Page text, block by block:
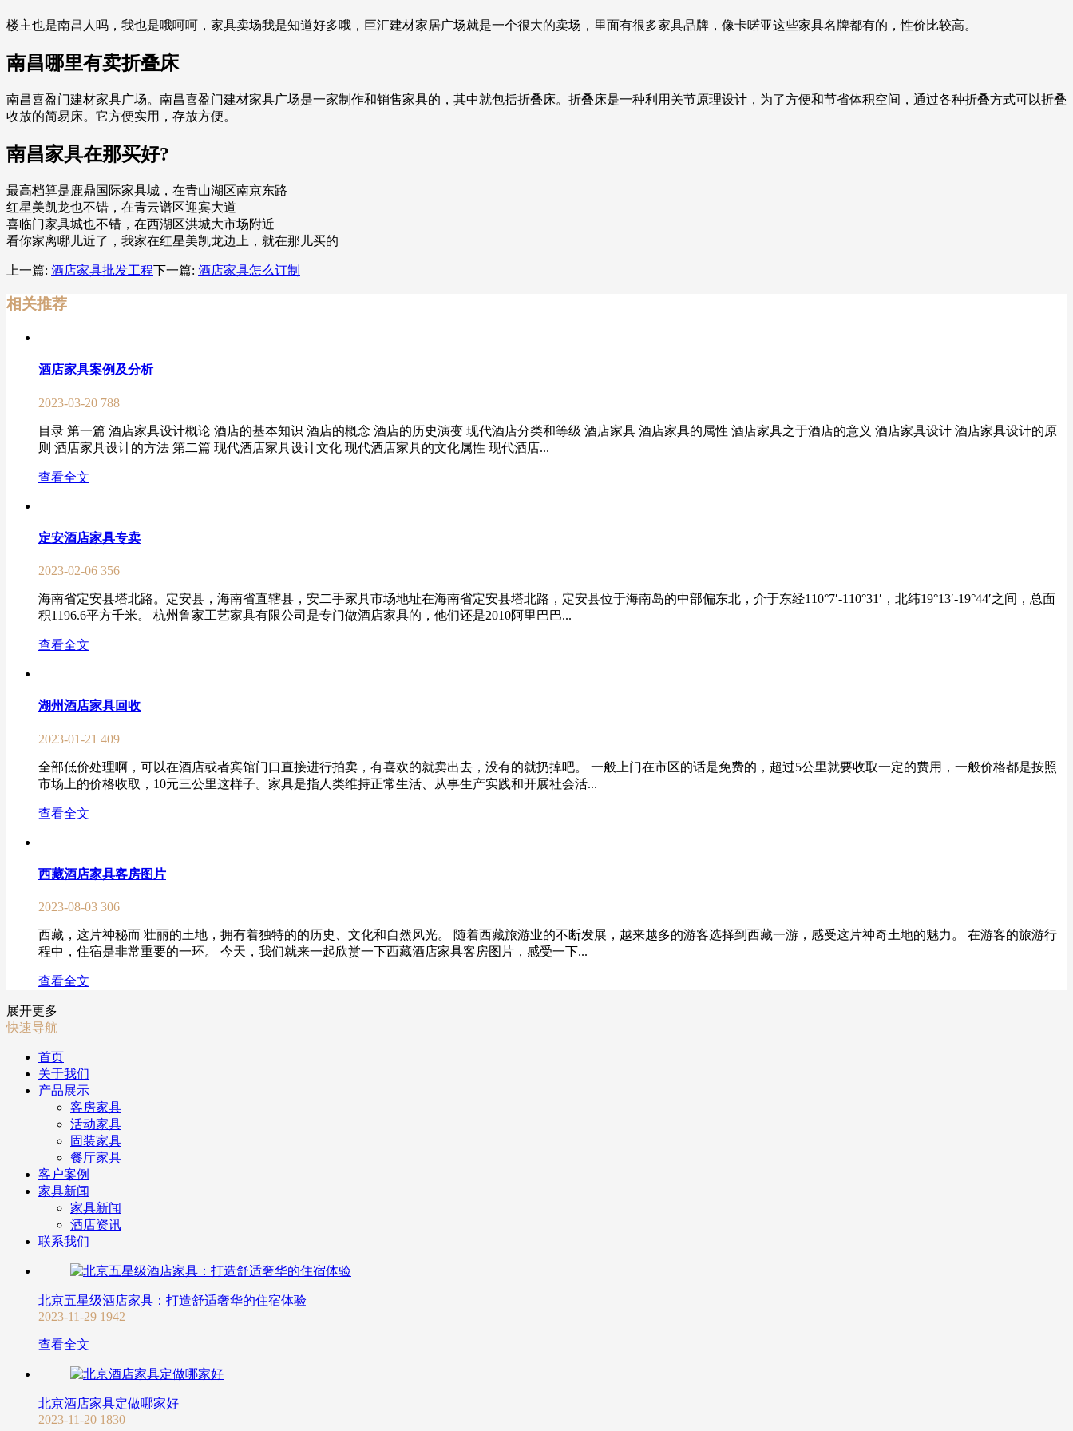
楼主也是南昌人吗，我也是哦呵呵，家具卖场我是知道好多哦，巨汇建材家居广场就是一个很大的卖场，里面有很多家具品牌，像卡喏亚这些家具名牌都有的，性价比较高。
南昌哪里有卖折叠床
南昌喜盈门建材家具广场。南昌喜盈门建材家具广场是一家制作和销售家具的，其中就包括折叠床。折叠床是一种利用关节原理设计，为了方便和节省体积空间，通过各种折叠方式可以折叠
收放的简易床。它方便实用，存放方便。
南昌家具在那买好?
最高档算是鹿鼎国际家具城，在青山湖区南京东路
红星美凯龙也不错，在青云谱区迎宾大道
喜临门家具城也不错，在西湖区洪城大市场附近
看你家离哪儿近了，我家在红星美凯龙边上，就在那儿买的
上一篇: 酒店家具批发工程下一篇: 酒店家具怎么订制
相关推荐
酒店家具案例及分析
2023-03-20 788
目录 第一篇 酒店家具设计概论 酒店的基本知识 酒店的概念 酒店的历史演变 现代酒店分类和等级 酒店家具 酒店家具的属性 酒店家具之于酒店的意义 酒店家具设计 酒店家具设计的原
则 酒店家具设计的方法 第二篇 现代酒店家具设计文化 现代酒店家具的文化属性 现代酒店...
查看全文
定安酒店家具专卖
2023-02-06 356
海南省定安县塔北路。定安县，海南省直辖县，安二手家具市场地址在海南省定安县塔北路，定安县位于海南岛的中部偏东北，介于东经110°7′-110°31′，北纬19°13′-19°44′之间，总面
积1196.6平方千米。 杭州鲁家工艺家具有限公司是专门做酒店家具的，他们还是2010阿里巴巴...
查看全文
湖州酒店家具回收
2023-01-21 409
全部低价处理啊，可以在酒店或者宾馆门口直接进行拍卖，有喜欢的就卖出去，没有的就扔掉吧。 一般上门在市区的话是免费的，超过5公里就要收取一定的费用，一般价格都是按照
市场上的价格收取，10元三公里这样子。家具是指人类维持正常生活、从事生产实践和开展社会活...
查看全文
西藏酒店家具客房图片
2023-08-03 306
西藏，这片神秘而 壮丽的土地，拥有着独特的的历史、文化和自然风光。 随着西藏旅游业的不断发展，越来越多的游客选择到西藏一游，感受这片神奇土地的魅力。 在游客的旅游行
程中，住宿是非常重要的一环。 今天，我们就来一起欣赏一下西藏酒店家具客房图片，感受一下...
查看全文
展开更多
快速导航
首页
关于我们
产品展示
客房家具
活动家具
固装家具
餐厅家具
客户案例
家具新闻
家具新闻
酒店资讯
联系我们
北京五星级酒店家具：打造舒适奢华的住宿体验
2023-11-29 1942
查看全文
北京酒店家具定做哪家好
2023-11-20 1830